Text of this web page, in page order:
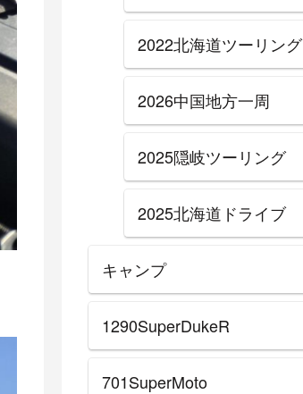
2022北海道ツーリング
2026中国地方一周
2025隠岐ツーリング
2025北海道ドライブ
キャンプ
1290SuperDukeR
701SuperMoto